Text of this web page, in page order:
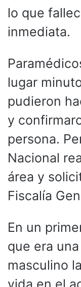
lo que
inmediata.
lugar
pudieron
y
persona.
Nacional
área y
Fiscalía
En un
que era
masculino
vida en el